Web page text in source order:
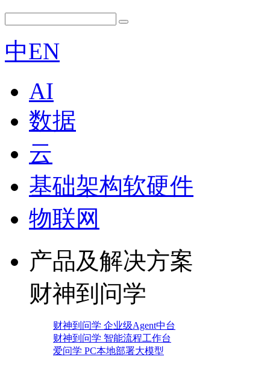
中EN
AI
数据
云
基础架构软硬件
物联网
产品及解决方案
财神到问学
财神到问学 企业级Agent中台
财神到问学 智能流程工作台
爱问学 PC本地部署大模型